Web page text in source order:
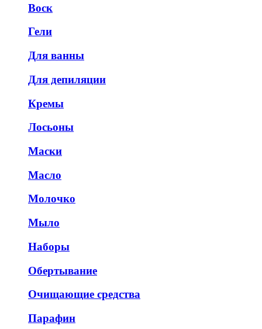
Воск
Гели
Для ванны
Для депиляции
Кремы
Лосьоны
Маски
Масло
Молочко
Мыло
Наборы
Обертывание
Очищающие средства
Парафин